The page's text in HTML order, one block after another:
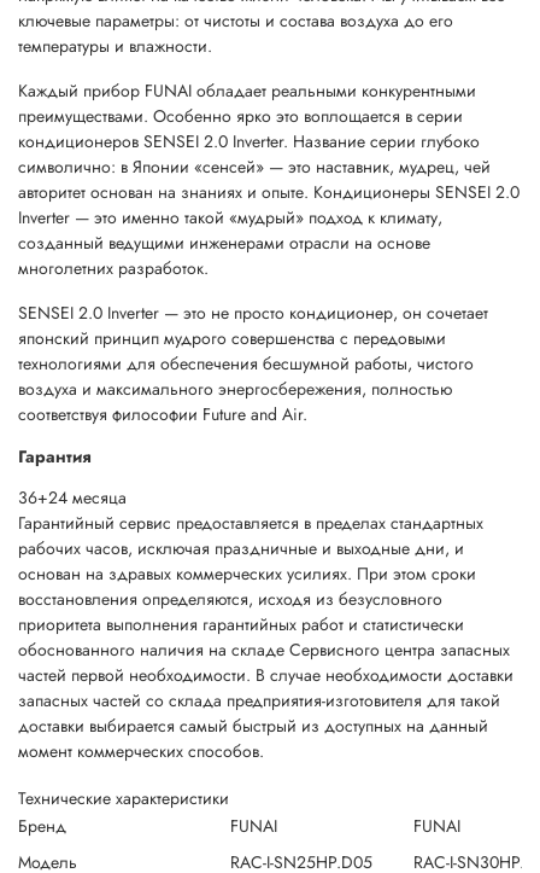
ключевые параметры: от чистоты и состава воздуха до его
температуры и влажности.
Каждый прибор FUNAI обладает реальными конкурентными
преимуществами. Особенно ярко это воплощается в серии
кондиционеров SENSEI 2.0 Inverter. Название серии глубоко
символично: в Японии «сенсей» — это наставник, мудрец, чей
авторитет основан на знаниях и опыте. Кондиционеры SENSEI 2.0
Inverter — это именно такой «мудрый» подход к климату,
созданный ведущими инженерами отрасли на основе
многолетних разработок.
SENSEI 2.0 Inverter — это не просто кондиционер, он сочетает
японский принцип мудрого совершенства с передовыми
технологиями для обеспечения бесшумной работы, чистого
воздуха и максимального энергосбережения, полностью
соответствуя философии Future and Air.
Гарантия
36+24 месяца
Гарантийный сервис предоставляется в пределах стандартных
рабочих часов, исключая праздничные и выходные дни, и
основан на здравых коммерческих усилиях. При этом сроки
восстановления определяются, исходя из безусловного
приоритета выполнения гарантийных работ и статистически
обоснованного наличия на складе Сервисного центра запасных
частей первой необходимости. В случае необходимости доставки
запасных частей со склада предприятия-изготовителя для такой
доставки выбирается самый быстрый из доступных на данный
момент коммерческих способов.
Технические характеристики
Бренд
FUNAI
FUNAI
Модель
RAC-I-SN25HP.D05 RAC-I-